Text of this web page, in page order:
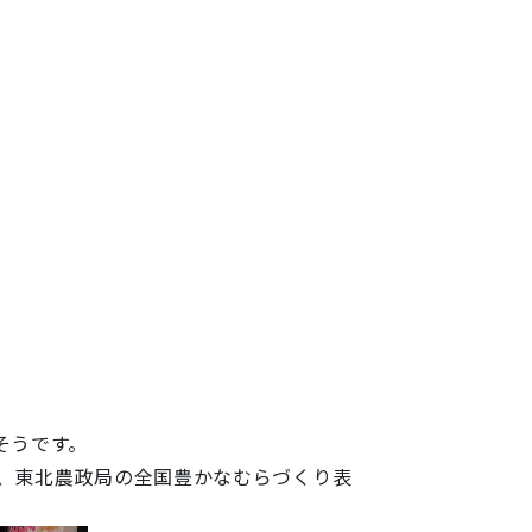
です。
東北農政局の全国豊かなむらづくり表